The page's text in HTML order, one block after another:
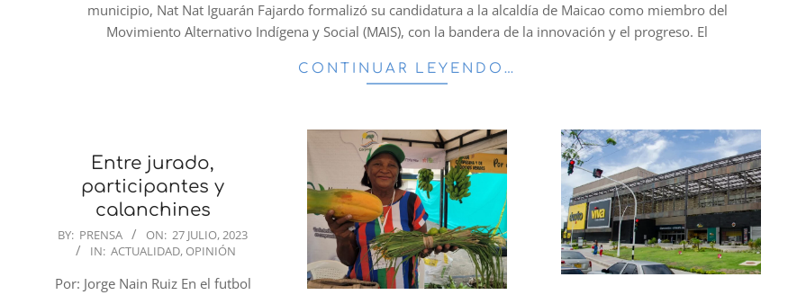
municipio, Nat Nat Iguarán Fajardo formalizó su candidatura a la alcaldía de Maicao como miembro del
Movimiento Alternativo Indígena y Social (MAIS), con la bandera de la innovación y el progreso. El
CONTINUAR LEYENDO…
Entre jurado,
participantes y
calanchines
2023-
27
BY: PRENSA ON: 27 JULIO, 2023
IN: ACTUALIDAD, OPINIÓN
Por: Jorge Nain Ruiz En el futbol